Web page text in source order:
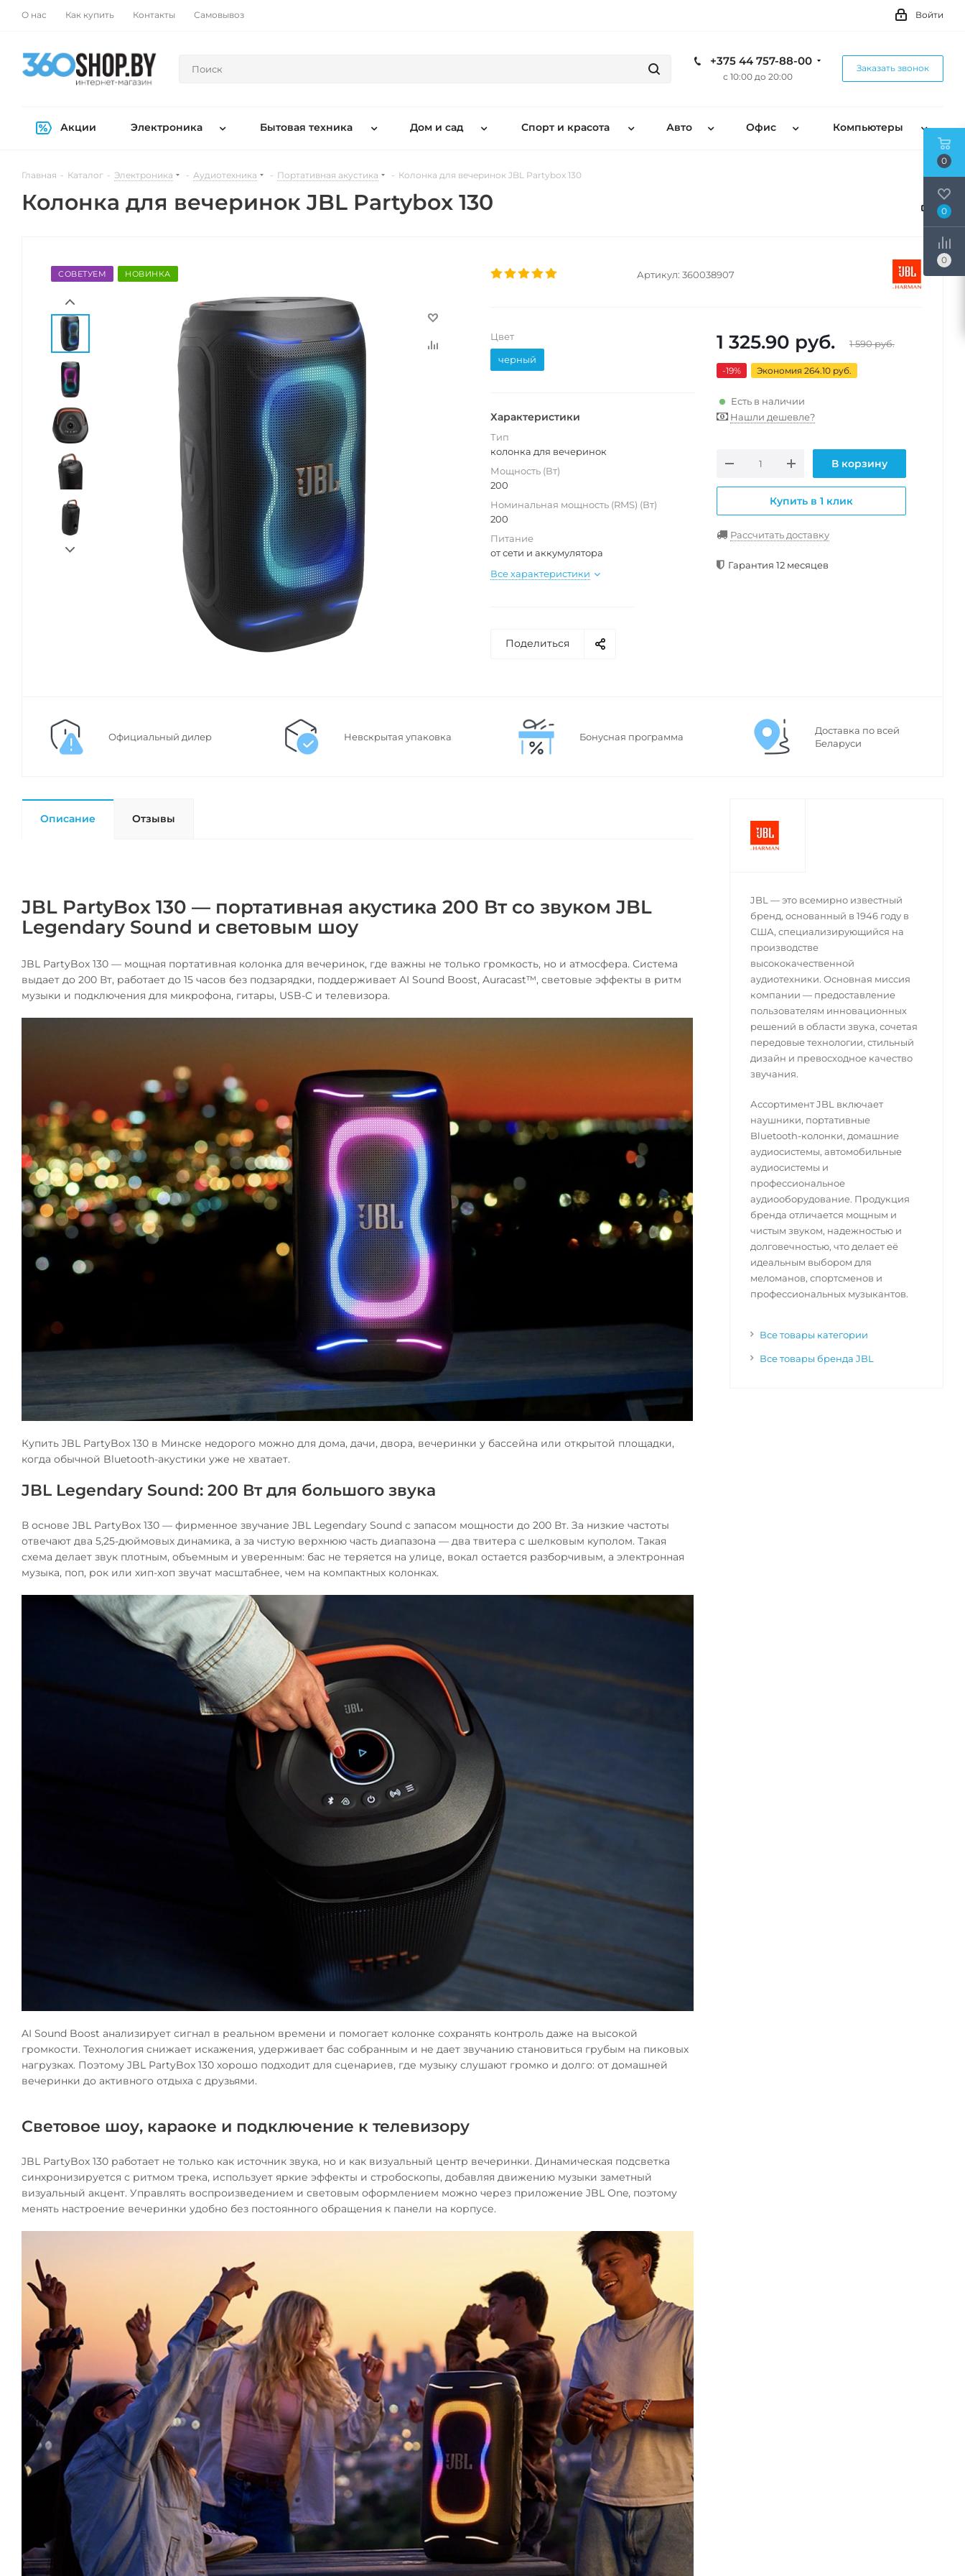
О нас Как купить Контакты Самовывоз Войти
+375 44 757-88-00
с 10:00 до 20:00
Заказать звонок
Акции Электроника Бытовая техника Дом и сад Спорт и красота Авто Офис Компьютеры
Главная - Каталог - Электроника - Аудиотехника - Портативная акустика - Колонка для вечеринок JBL Partybox 130
Колонка для вечеринок JBL Partybox 130
СОВЕТУЕМ НОВИНКА Артикул: 360038907
Цвет
черный
Характеристики
Тип
колонка для вечеринок
Мощность (Вт)
200
Номинальная мощность (RMS) (Вт)
200
Питание
от сети и аккумулятора
Все характеристики
1 325.90 руб. 1 590руб.
-19% Экономия 264.10 руб.
Есть в наличии
Нашли дешевле?
В корзину
Купить в 1 клик
Рассчитать доставку
Гарантия 12 месяцев
Поделиться
Официальный дилер Невскрытая упаковка Бонусная программа
Доставка по всей
Беларуси
Описание Отзывы
JBL PartyBox 130 — портативная акустика 200 Вт со звуком JBL
Legendary Sound и световым шоу
JBL PartyBox 130 — мощная портативная колонка для вечеринок, где важны не только громкость, но и атмосфера. Система
выдает до 200 Вт, работает до 15 часов без подзарядки, поддерживает AI Sound Boost, Auracast™, световые эффекты в ритм
музыки и подключения для микрофона, гитары, USB-C и телевизора.
Купить JBL PartyBox 130 в Минске недорого можно для дома, дачи, двора, вечеринки у бассейна или открытой площадки,
когда обычной Bluetooth-акустики уже не хватает.
JBL Legendary Sound: 200 Вт для большого звука
В основе JBL PartyBox 130 — фирменное звучание JBL Legendary Sound с запасом мощности до 200 Вт. За низкие частоты
отвечают два 5,25-дюймовых динамика, а за чистую верхнюю часть диапазона — два твитера с шелковым куполом. Такая
схема делает звук плотным, объемным и уверенным: бас не теряется на улице, вокал остается разборчивым, а электронная
музыка, поп, рок или хип-хоп звучат масштабнее, чем на компактных колонках.
AI Sound Boost анализирует сигнал в реальном времени и помогает колонке сохранять контроль даже на высокой
громкости. Технология снижает искажения, удерживает бас собранным и не дает звучанию становиться грубым на пиковых
нагрузках. Поэтому JBL PartyBox 130 хорошо подходит для сценариев, где музыку слушают громко и долго: от домашней
вечеринки до активного отдыха с друзьями.
Световое шоу, караоке и подключение к телевизору
JBL PartyBox 130 работает не только как источник звука, но и как визуальный центр вечеринки. Динамическая подсветка
синхронизируется с ритмом трека, использует яркие эффекты и стробоскопы, добавляя движению музыки заметный
визуальный акцент. Управлять воспроизведением и световым оформлением можно через приложение JBL One, поэтому
менять настроение вечеринки удобно без постоянного обращения к панели на корпусе.
JBL — это всемирно известный
бренд, основанный в 1946 году в
США, специализирующийся на
производстве
высококачественной
аудиотехники. Основная миссия
компании — предоставление
пользователям инновационных
решений в области звука, сочетая
передовые технологии, стильный
дизайн и превосходное качество
звучания.
Ассортимент JBL включает
наушники, портативные
Bluetooth-колонки, домашние
аудиосистемы, автомобильные
аудиосистемы и
профессиональное
аудиооборудование. Продукция
бренда отличается мощным и
чистым звуком, надежностью и
долговечностью, что делает её
идеальным выбором для
меломанов, спортсменов и
профессиональных музыкантов.
Все товары категории
Все товары бренда JBL
0
0
0